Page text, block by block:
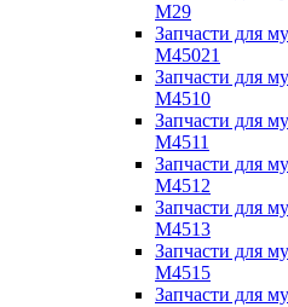
M29
Запчасти для
M45021
Запчасти для
M4510
Запчасти для
M4511
Запчасти для
M4512
Запчасти для
M4513
Запчасти для
M4515
Запчасти для